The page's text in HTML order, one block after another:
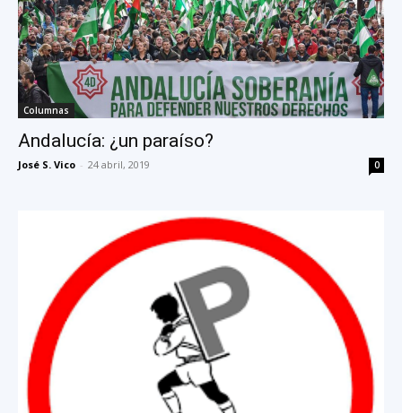
Columnas
Andalucía: ¿un paraíso?
José S. Vico - 24 abril, 2019 0